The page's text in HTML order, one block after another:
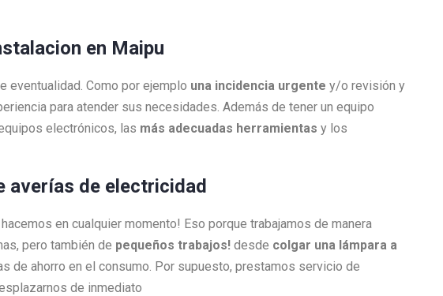
en Maipu
Como por ejemplo una incidencia urgente y/o revisión y
para atender sus necesidades. Además de tener un equipo
electrónicos, las más adecuadas herramientas y los
averías de electricidad
en cualquier momento! Eso porque trabajamos de manera
pero también de pequeños trabajos! desde colgar una lámpara a
de ahorro en el consumo. Por supuesto, prestamos servicio de
de inmediato